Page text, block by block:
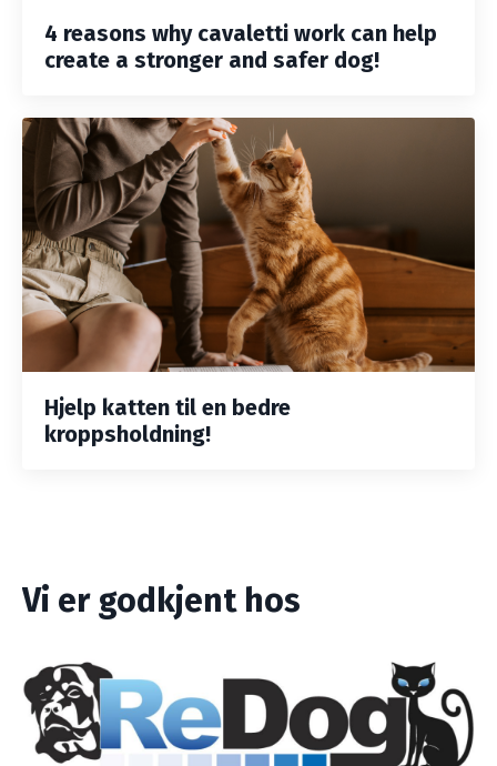
4 reasons why cavaletti work can help
create a stronger and safer dog!
Hjelp katten til en bedre
kroppsholdning!
Vi er godkjent hos